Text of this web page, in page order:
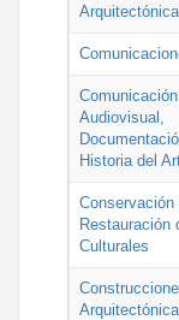
Arquitectónica
Comunicación
Audiovisual,
Historia del
Conservación
Restauración
Culturales